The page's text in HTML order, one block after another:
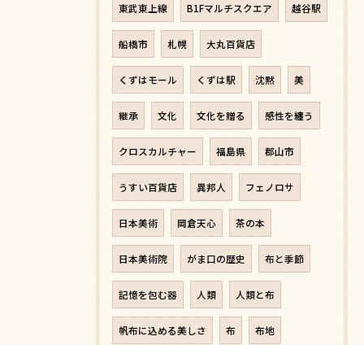
東武東上線 B1Fマルチスクエア 越谷駅
船橋市 札幌 大丸百貨店
くずはモール くずは駅 沈黙 美
継承 文化 文化を贈る 感性を纏う
クロスカルチャー 福島県 郡山市
うすい百貨店 異邦人 フェノロサ
日本美術 岡倉天心 茶の本
日本美術院 がま口の歴史 布と季節
記憶を包む器 人類 人類と布
帆布に込める美しさ 布 布地